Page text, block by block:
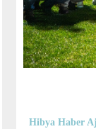
Hibya Haber